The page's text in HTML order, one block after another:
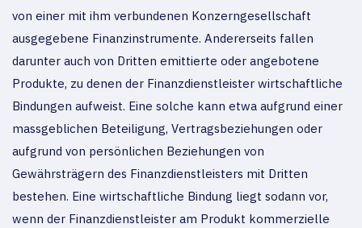
von einer mit ihm verbundenen Konzerngesellschaft
ausgegebene Finanzinstrumente. Andererseits fallen
darunter auch von Dritten emittierte oder angebotene
Produkte, zu denen der Finanzdienstleister wirtschaftliche
Bindungen aufweist. Eine solche kann etwa aufgrund einer
massgeblichen Beteiligung, Vertragsbeziehungen oder
aufgrund von persönlichen Beziehungen von
Gewährsträgern des Finanzdienstleisters mit Dritten
bestehen. Eine wirtschaftliche Bindung liegt sodann vor,
wenn der Finanzdienstleister am Produkt kommerzielle